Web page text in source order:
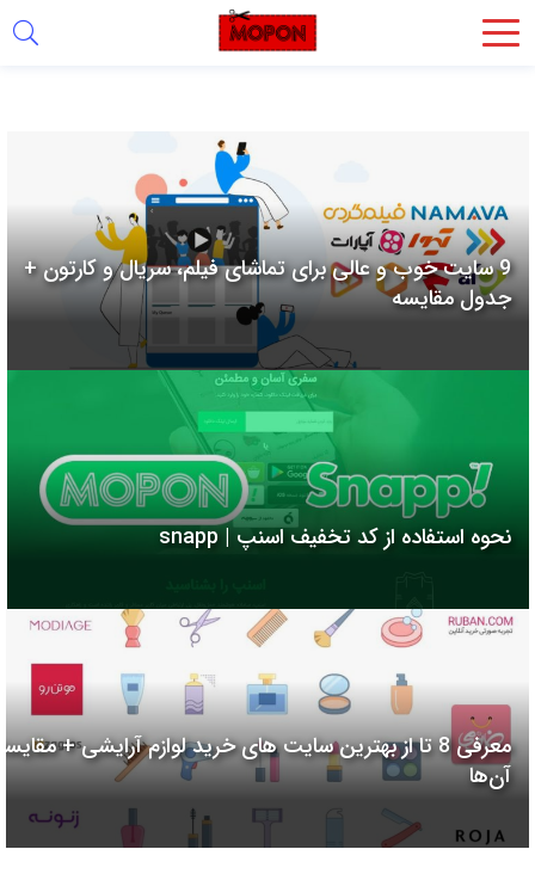
اشتراک
از
روش‌های
زیر
می‌توانید
صفحه
دوستان
خود
به
بگذارید.
لینک
9 سایت خوب و عالی برای تماشای فیلم، سریال و کارتون +
جدول مقایسه
نحوه استفاده از کد تخفیف اسنپ | snapp
معرفی 8 تا از بهترین سایت های خرید لوازم آرایشی +
آن‌ها